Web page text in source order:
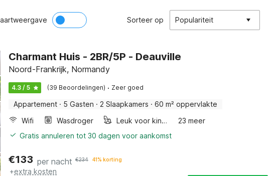
Sorteer op Populariteit
Charmant Huis - 2BR/5P - Deauville
Noord-Frankrijk, Normandy
4.3 / 5 (39 Beoordelingen) · Zeer goed
Appartement · 5 Gasten · 2 Slaapkamers · 60 m² oppervlakte
Wifi
Wasdroger Leuk voor kinderen
23 meer
Gratis annuleren tot 30 dagen voor aankomst
€133 per nacht €234 41% korting
+extra kosten